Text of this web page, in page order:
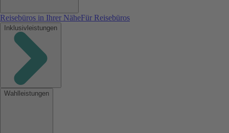
Reisebüros in Ihrer NäheFür Reisebüros
Inklusivleistungen
Wahlleistungen